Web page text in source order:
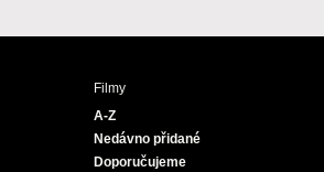
c
s
u
Filmy
A-Z
Nedávno přidané
Doporučujeme